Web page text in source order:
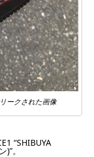
ークされた画像
“SHIBUYA
。